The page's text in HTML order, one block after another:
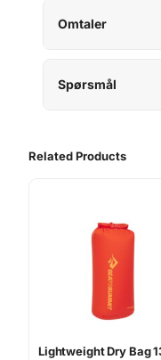
Omtaler
Spørsmål
Related Products